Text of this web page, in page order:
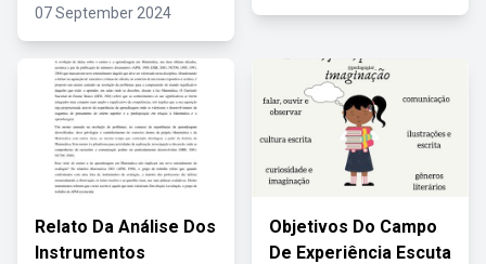
07 September 2024
Relato Da Análise Dos
Instrumentos
Objetivos Do Campo
De Experiência Escuta